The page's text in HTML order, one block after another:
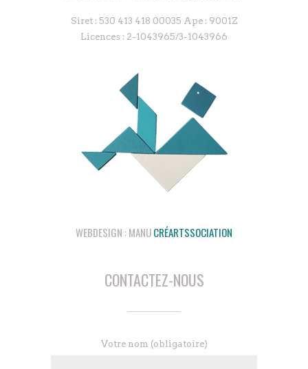
Siret : 530 413 418 00035 Ape : 9001Z
Licences : 2-1043965/3-1043966
WEBDESIGN : MANUCRÉARTSSOCIATION
CONTACTEZ-NOUS
Votre nom (obligatoire)